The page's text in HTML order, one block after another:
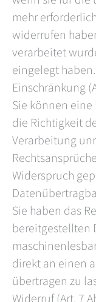
mehr
widerrufen
verarbeitet
eingelegt haben.
Einschränkung
Sie können
die Richtigkeit
Verarbeitung
Widerspruch
Sie haben das
bereitgestellten
direkt an einen
übertragen zu
Widerruf (Art. 7